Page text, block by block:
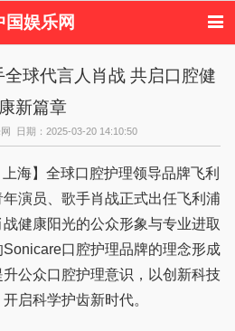
国娱乐网
韩国娱乐
欧美娱乐
影视新闻
星
欧美明星八卦
球代言人肖战 共启口腔健
康新篇章
日期：2025-03-20 14:10:50
】全球口腔护理领导品牌飞利
演员、歌手肖战正式出任飞利浦
健康阳光的公众形象与专业进取
口腔护理品牌的理念形成
公众口腔护理意识，以创新科技
启科学护齿新时代。